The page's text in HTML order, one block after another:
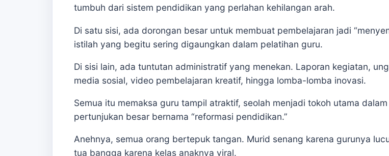
tumbuh dari sistem pendidikan yang perlahan kehilangan arah.
Di satu sisi, ada dorongan besar untuk membuat pembelajaran jadi
istilah yang begitu sering digaungkan dalam pelatihan guru.
Di sisi lain, ada tuntutan administratif yang menekan. Laporan kegiatan,
media sosial, video pembelajaran kreatif, hingga lomba-lomba inovasi.
Semua itu memaksa guru tampil atraktif, seolah menjadi tokoh utama dalam
pertunjukan besar bernama “reformasi pendidikan.”
Anehnya, semua orang bertepuk tangan. Murid senang karena gurunya
tua bangga karena kelas anaknya viral.